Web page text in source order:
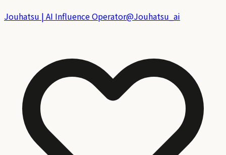
Jouhatsu | AI Influence Operator@Jouhatsu_ai